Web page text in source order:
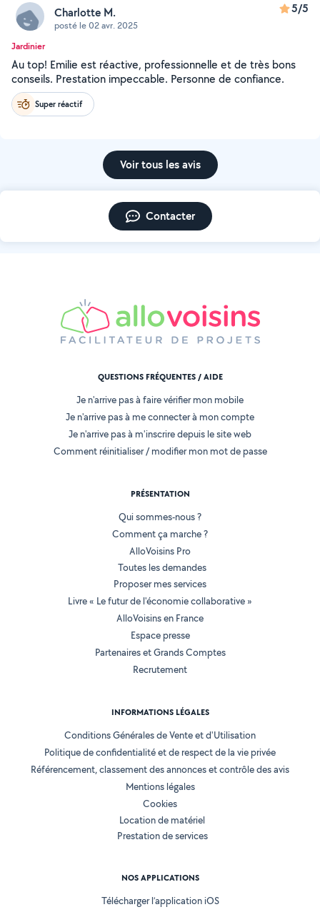
Charlotte M.
posté le 02 avr. 2025
5/5
Jardinier
Au top! Emilie est réactive, professionnelle et de très bons
conseils. Prestation impeccable. Personne de confiance.
Super réactif
Voir tous les avis
Contacter
QUESTIONS FRÉQUENTES / AIDE
Je n'arrive pas à faire vérifier mon mobile
Je n'arrive pas à me connecter à mon compte
Je n'arrive pas à m'inscrire depuis le site web
Comment réinitialiser / modifier mon mot de passe
PRÉSENTATION
Qui sommes-nous ?
Comment ça marche ?
AlloVoisins Pro
Toutes les demandes
Proposer mes services
Livre « Le futur de l'économie collaborative »
AlloVoisins en France
Espace presse
Partenaires et Grands Comptes
Recrutement
INFORMATIONS LÉGALES
Conditions Générales de Vente et d'Utilisation
Politique de confidentialité et de respect de la vie privée
Référencement, classement des annonces et contrôle des avis
Mentions légales
Cookies
Location de matériel
Prestation de services
NOS APPLICATIONS
Télécharger l’application iOS